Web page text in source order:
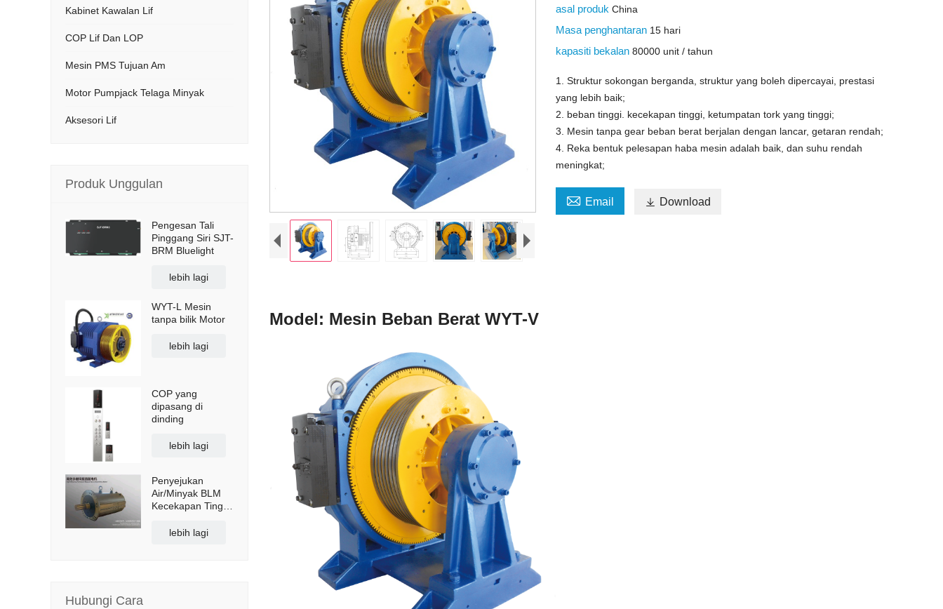
asal produkChina
Masa penghantaran 15 hari
kapasiti bekalan80000 unit / tahun
1. Struktur sokongan berganda, struktur yang boleh dipercayai, prestasi
yang lebih baik;
2. beban tinggi. kecekapan tinggi, ketumpatan tork yang tinggi;
3. Mesin tanpa gear beban berat berjalan dengan lancar, getaran rendah;
4. Reka bentuk pelesapan haba mesin adalah baik, dan suhu rendah
meningkat;
 Email  Download
Model: Mesin Beban Berat WYT-V
Kabinet Kawalan Lif
COP Lif Dan LOP
Mesin PMS Tujuan Am
Motor Pumpjack Telaga Minyak
Aksesori Lif
Produk Unggulan
Pengesan Tali
Pinggang Siri SJT-
BRM Bluelight
lebih lagi
WYT-L Mesin
tanpa bilik Motor
lebih lagi
COP yang
dipasang di
dinding
lebih lagi
Penyejukan
Air/Minyak BLM
Kecekapan Tinggi
Servo Motor
lebih lagi
Hubungi Cara